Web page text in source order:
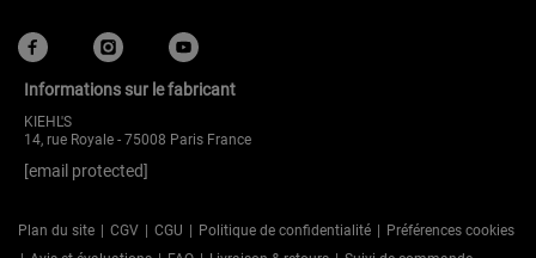
Informations sur le fabricant
KIEHL'S
14, rue Royale - 75008 Paris France
[email protected]
Plan du site CGV CGU Politique de confidentialité
Préférences cookies